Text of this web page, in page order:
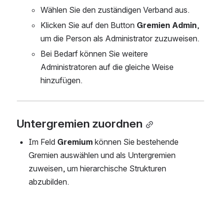
Wählen Sie den zuständigen Verband aus.
Klicken Sie auf den Button Gremien Admin,
um die Person als Administrator zuzuweisen.
Bei Bedarf können Sie weitere
Administratoren auf die gleiche Weise
hinzufügen.
Untergremien zuordnen
Im Feld Gremium können Sie bestehende
Gremien auswählen und als Untergremien
zuweisen, um hierarchische Strukturen
abzubilden.